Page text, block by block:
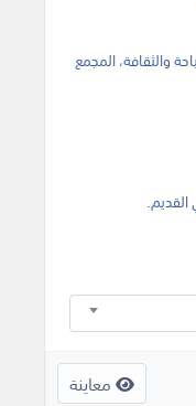
والثقافة، المجمع
القديم.
معاينة